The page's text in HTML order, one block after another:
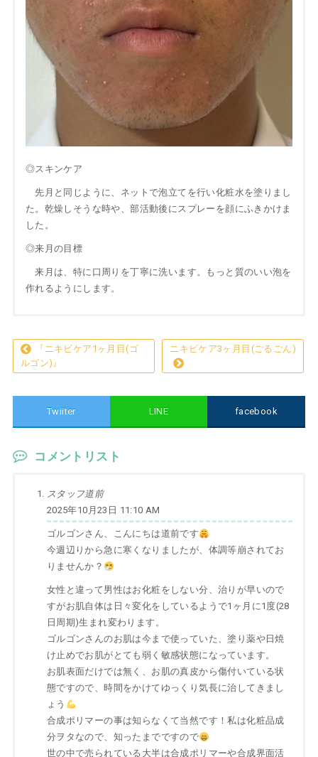
◎スキンケア
先月と同じように、ネットで泡立てを行い化粧水を塗りまし
た。乾燥しそうな時や、部活動後にスプレーを顔にふきかけま
した。
◎来月の目標
来月は、特に口周りを丁寧に洗います。もっと質のいい泡を
作れるようにします。
『ニキビケア1ヶ月目(ゴ
ルゴン)』
ニキビケア3ヶ月目(ごるごん)
Twiiter LINE facebook
コメントリスト
スタッフ道前
2025年10月23日 11:10 AM
ゴルゴンさん、こんにちは道前です
今週辺りから急に寒くなりましたが、体調等崩されてお
りませんか？
女性と違って男性はお化粧をしない分、治りが早いので
すがお肌自体は日々変化をしているようで1ヶ月に1度(28
日周期)生まれ変わります。
ゴルゴンさんのお肌は今まで使っていた、塗り薬や日焼
け止めでお肌がとても弱く敏感状態になっています。
お肌表面だけでは無く、お肌の真皮から傷付いている状
態ですので、時間をかけてゆっくり気長に治してきまし
ょう
合成ポリマーの事は知らなくて当然です！私は化粧品成
分ヲタなので、知ったまでですので
世の中で売られている大半は合成ポリマーや合成界面活